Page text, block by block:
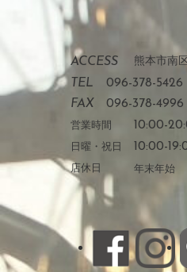
ACCESS 熊本市南
TEL
096-378-5426
FAX
096-378-4996
営業時間 10:00-
日曜・祝日
10:00-
店休日 年末年始